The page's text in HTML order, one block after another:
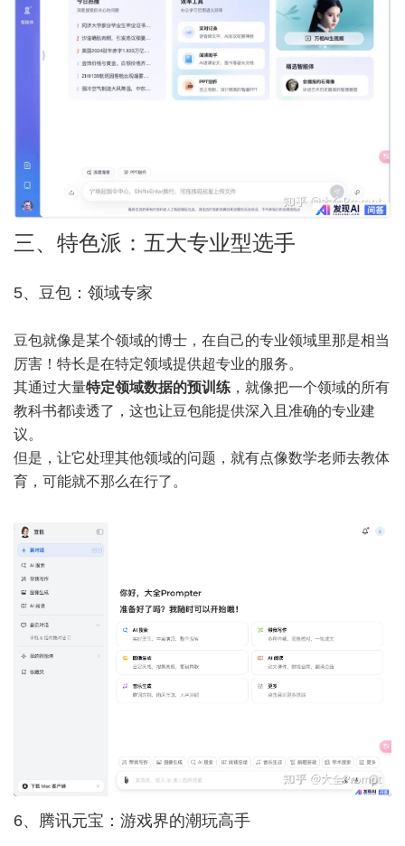
三、特色派：五大专业型选手
5、豆包：领域专家
豆包就像是某个领域的博士，在自己的专业领域里那是相当
厉害！特长是在特定领域提供超专业的服务。
其通过大量特定领域数据的预训练 ，就像把一个领域的所有
教科书都读透了，这也让豆包能提供深入且准确的专业建
议。
但是，让它处理其他领域的问题，就有点像数学老师去教体
育，可能就不那么在行了。
6、腾讯元宝：游戏界的潮玩高手